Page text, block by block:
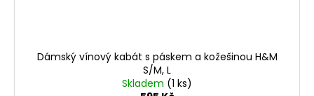
Dámský vínový kabát s páskem a kožešinou H&M
S/M, L
Skladem (1 ks)